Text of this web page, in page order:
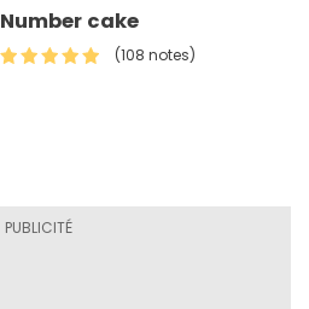
Number cake
(108 notes)